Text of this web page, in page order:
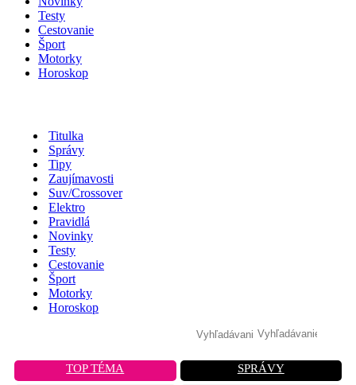
Testy
Cestovanie
Šport
Motorky
Horoskop
Titulka
Správy
Tipy
Zaujímavosti
Suv/Crossover
Elektro
Pravidlá
Novinky
Testy
Cestovanie
Šport
Motorky
Horoskop
TOP TÉMA
SPRÁVY